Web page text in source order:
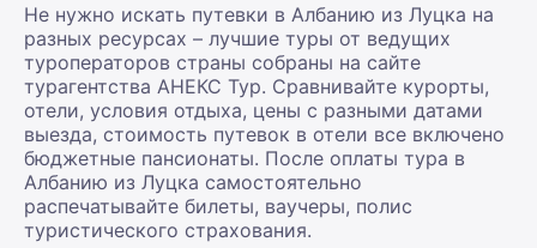
Не нужно искать путевки в Албанию из Луцка на
разных ресурсах – лучшие туры от ведущих
туроператоров страны собраны на сайте
турагентства АНЕКС Тур. Сравнивайте курорты,
отели, условия отдыха, цены с разными датами
выезда, стоимость путевок в отели все включено
бюджетные пансионаты. После оплаты тура в
Албанию из Луцка самостоятельно
распечатывайте билеты, ваучеры, полис
туристического страхования.